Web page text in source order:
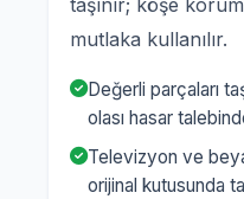
taşınır; köşe
mutlaka kullanılır.
Değerli parçaları
olası hasar
Televizyon ve
orijinal kutusunda